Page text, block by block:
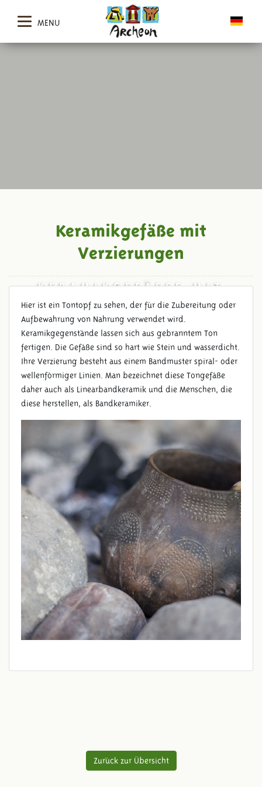
MENU
KERAMIKGEFÄSSE MIT V
Keramikgefäße mit
Verzierungen
Hier ist ein Tontopf zu sehen, der für die Zubereitung oder
Aufbewahrung von Nahrung verwendet wird.
Keramikgegenstände lassen sich aus gebranntem Ton
fertigen. Die Gefäße sind so hart wie Stein und wasserdicht.
Ihre Verzierung besteht aus einem Bandmuster spiral- oder
wellenförmiger Linien. Man bezeichnet diese Tongefäße
daher auch als Linearbandkeramik und die Menschen, die
diese herstellen, als Bandkeramiker.
Zurück zur Übersicht